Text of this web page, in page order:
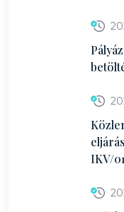
IKV/